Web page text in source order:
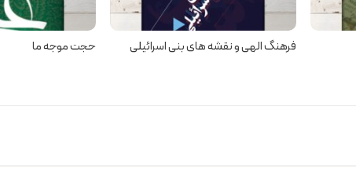
فرهنگ الهی و نقشه های بنی اسرائیلی حجت موجه ما